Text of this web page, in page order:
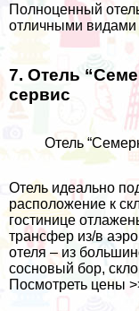
Полноценный
отличными видами
7. Отель
сервис
Отель
Отель идеально
расположение к
гостинице
трансфер из/в
отеля – из
сосновый бор,
Посмотреть цены